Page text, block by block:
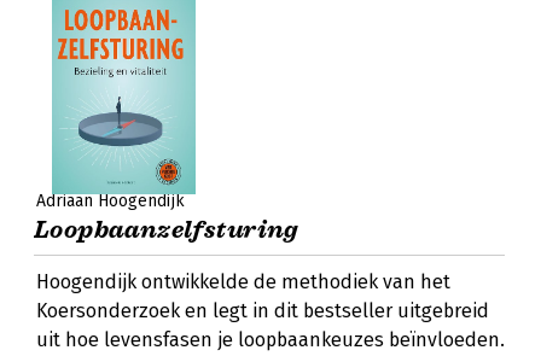
Adriaan Hoogendijk
Loopbaanzelfsturing
Hoogendijk ontwikkelde de methodiek van het
Koersonderzoek en legt in dit bestseller uitgebreid
uit hoe levensfasen je loopbaankeuzes beïnvloeden.